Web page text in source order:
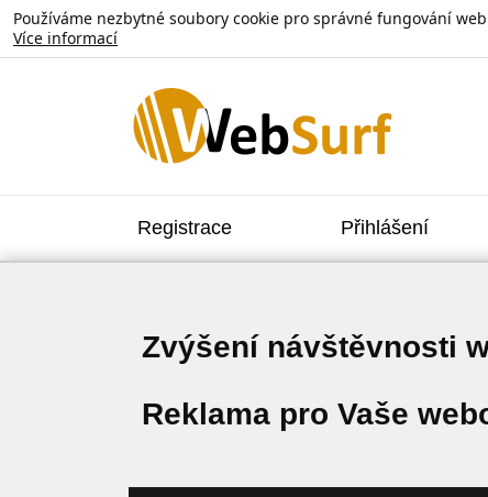
Používáme nezbytné soubory cookie pro správné fungování
Více informací
Registrace Přihlášení
Zvýšení návštěvnosti
Reklama pro Vaše